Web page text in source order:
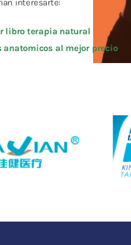
interesarte:
libro terapia natural
anatomicos al mejor precio